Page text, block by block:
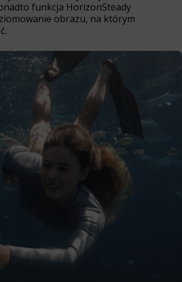
funkcja HorizonSteady
obrazu, na którym